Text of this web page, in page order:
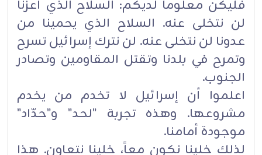
فليكن معلوماً لديكم: السلاح الذي أعزنا
لن نتخلى عنه. السلاح الذي يحمينا من
عدونا لن نتخلى عنه. لن نترك ‏إسرائيل تسرح
وتمرح في بلدنا وتقتل المقاومين وتصادر
الجنوب‎.‎
اعلموا أن إسرائيل لا تخدم من يخدم
مشروعها. وهذه تجربة "لحد" و"حدّاد"
موجودة أمامنا‎.‎
لذلك خلينا نكون معاً، خلينا نتعاون. هذا